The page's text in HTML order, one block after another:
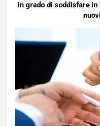
in grado di soddisfare